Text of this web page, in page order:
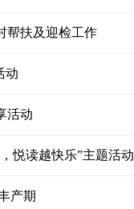
帮扶及迎检工作
动
活动
悦读越快乐”主题活动
产期